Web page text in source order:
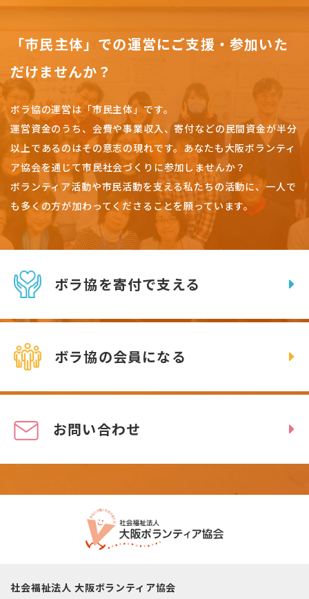
「市民主体」での運営にご支援・参加いた
だけませんか？
ボラ協の運営は「市民主体」です。
運営資金のうち、会費や事業収入、寄付などの民間資金が半分
以上であるのはその意志の現れです。 あなたも大阪ボランティ
ア協会を通じて市民社会づくりに参加しませんか？
ボランティア活動や市民活動を支える私たちの活動に、一人で
も多くの方が加わってくださることを願っています。
ボラ協を寄付で支える
ボラ協の会員になる
お問い合わせ
社会福祉法人 大阪ボランティア協会